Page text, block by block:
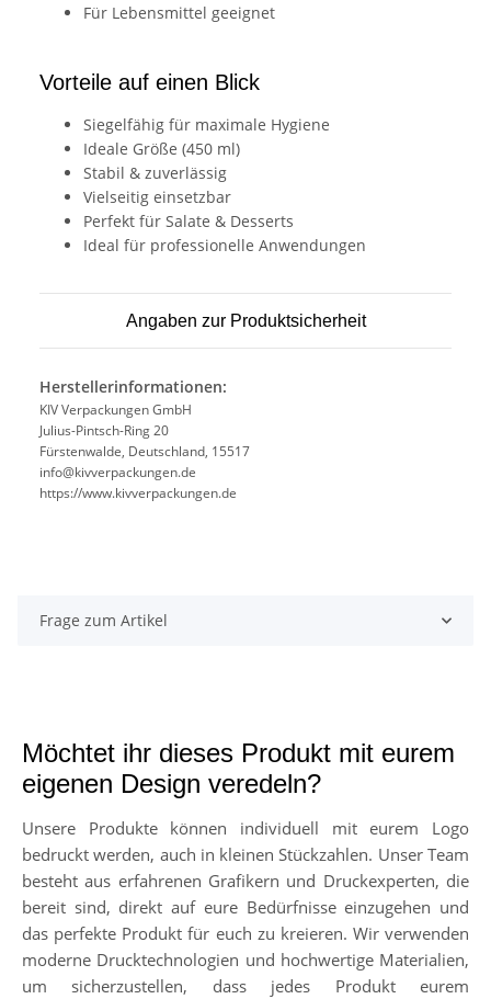
Für Lebensmittel geeignet
Vorteile auf einen Blick
Siegelfähig für maximale Hygiene
Ideale Größe (450 ml)
Stabil & zuverlässig
Vielseitig einsetzbar
Perfekt für Salate & Desserts
Ideal für professionelle Anwendungen
Angaben zur Produktsicherheit
Herstellerinformationen:
KIV Verpackungen GmbH
Julius-Pintsch-Ring 20
Fürstenwalde, Deutschland, 15517
info@kivverpackungen.de
https://www.kivverpackungen.de
Frage zum Artikel
Möchtet ihr dieses Produkt mit eurem
eigenen Design veredeln?
Unsere Produkte können individuell mit eurem Logo
bedruckt werden, auch in kleinen Stückzahlen. Unser Team
besteht aus erfahrenen Grafikern und Druckexperten, die
bereit sind, direkt auf eure Bedürfnisse einzugehen und
das perfekte Produkt für euch zu kreieren. Wir verwenden
moderne Drucktechnologien und hochwertige Materialien,
um sicherzustellen, dass jedes Produkt eurem